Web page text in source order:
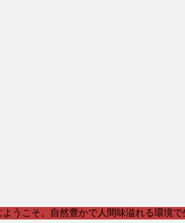
うこそ。自然豊かで人間味溢れる環境で